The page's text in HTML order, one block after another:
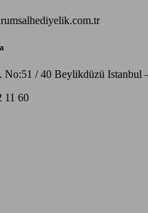
No:51 / 40 Beylikdüzü Istanbul
11 60